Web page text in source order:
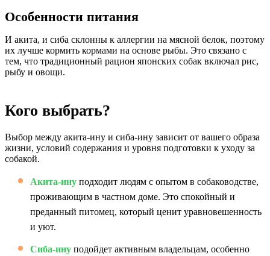
Особенности питания
И акита, и сиба склонны к аллергии на мясной белок, поэтому
их лучше кормить кормами на основе рыбы. Это связано с
тем, что традиционный рацион японских собак включал рис,
рыбу и овощи.
Кого выбрать?
Выбор между акита-ину и сиба-ину зависит от вашего образа
жизни, условий содержания и уровня подготовки к уходу за
собакой.
Акита-ину подходит людям с опытом в собаководстве,
проживающим в частном доме. Это спокойный и
преданный питомец, который ценит уравновешенность
и уют.
Сиба-ину подойдет активным владельцам, особенно